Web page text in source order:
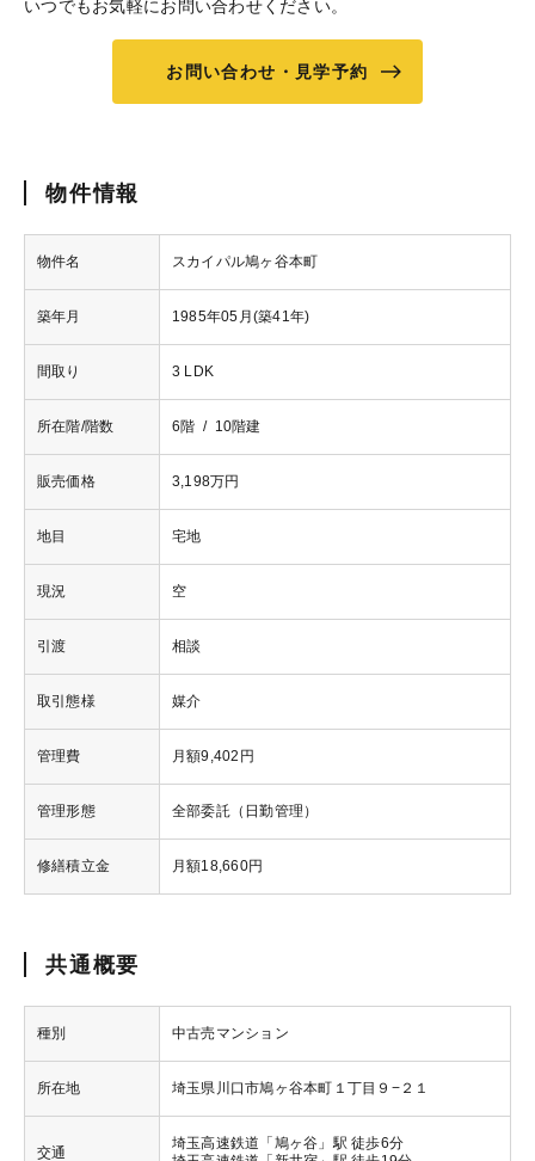
いつでもお気軽にお問い合わせください。
お問い合わせ・見学予約
物件情報
物件名 スカイパル鳩ヶ谷本町
築年月 1985年05月(築41年)
間取り 3 LDK
所在階/階数 6階 / 10階建
販売価格 3,198万円
地目 宅地
現況 空
引渡 相談
取引態様 媒介
管理費 月額9,402円
管理形態 全部委託（日勤管理）
修繕積立金 月額18,660円
共通概要
種別 中古売マンション
所在地 埼玉県川口市鳩ヶ谷本町１丁目９−２１
交通
埼玉高速鉄道「鳩ヶ谷」駅 徒歩6分